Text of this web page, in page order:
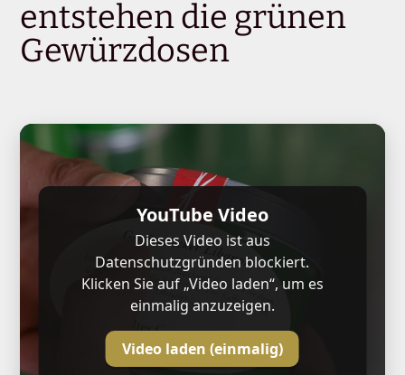
entstehen die grünen
Gewürzdosen
YouTube Video
Dieses Video ist aus
Datenschutzgründen blockiert.
Klicken Sie auf „Video laden“, um es
einmalig anzuzeigen.
Video laden (einmalig)